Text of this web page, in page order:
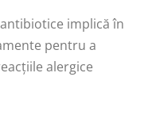
implică în
pentru a
alergice